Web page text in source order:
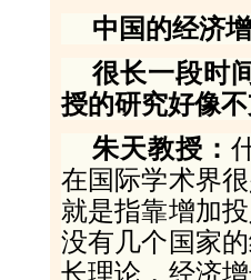
中国的经济
很长一段时
授的研究好像
朱天教授：
在国际学术界
就是指靠增加
没有几个国家
长理论，经济